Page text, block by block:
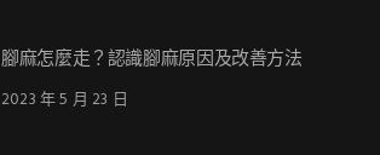
腳麻怎麼走？認識腳麻原因及改善方法
2023 年 5 月 23 日